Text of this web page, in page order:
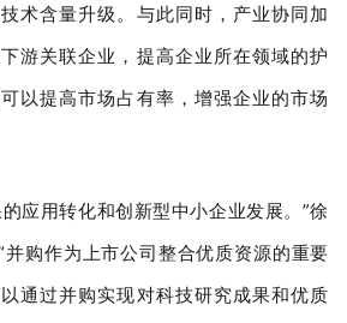
术含量升级。与此同时，产业协同加
游关联企业，提高企业所在领域的护
以提高市场占有率，增强企业的市场
应用转化和创新型中小企业发展。”徐
并购作为上市公司整合优质资源的重要
通过并购实现对科技研究成果和优质